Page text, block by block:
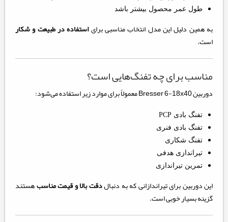
طول عمر محصول بیشتر باشد
به همین دلیل این مدل انتخاب مناسبی برایاستفاده در طبیعت و شکار
است.
مناسب برای چه تفنگ‌هایی است؟
دوربین Bresser 6-18x40 معمولاً برای موارد زیر استفاده می‌شود:
تفنگ بادی PCP
تفنگ بادی فنری
تفنگ شکاری
تیراندازی هدفی
تمرین تیراندازی
این دوربین برای تیراندازانی که به دنبالدقت بالا و قیمت مناسبهستند
گزینه بسیار خوبی است.